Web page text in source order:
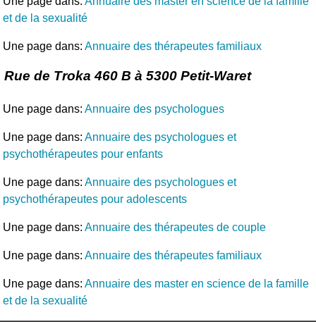
et de la sexualité
Une page dans:Annuaire des thérapeutes familiaux
Rue de Troka 460 B à 5300 Petit-Waret
Une page dans:Annuaire des psychologues
Une page dans:Annuaire des psychologues et
psychothérapeutes pour enfants
Une page dans:Annuaire des psychologues et
psychothérapeutes pour adolescents
Une page dans:Annuaire des thérapeutes de couple
Une page dans:Annuaire des thérapeutes familiaux
Une page dans:Annuaire des master en science de la famille
et de la sexualité